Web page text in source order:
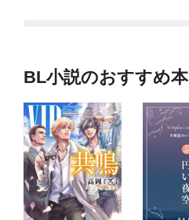
BL小説のおすすめ本